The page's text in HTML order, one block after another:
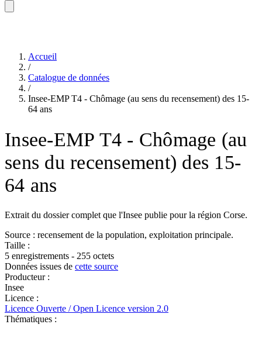
Accueil
/
Catalogue de données
/
Insee-EMP T4 - Chômage (au sens du recensement) des 15-
64 ans
Insee-EMP T4 - Chômage (au
sens du recensement) des 15-
64 ans
Extrait du dossier complet que l'Insee publie pour la région Corse.
Source : recensement de la population, exploitation principale.
Taille :
5 enregistrements - 255 octets
Données issues de cette source
Producteur :
Insee
Licence :
Licence Ouverte / Open Licence version 2.0
Thématiques :